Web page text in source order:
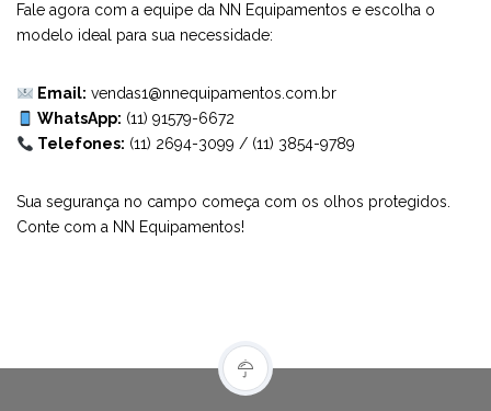
Fale agora com a equipe da NN Equipamentos e escolha o
modelo ideal para sua necessidade:
Email: vendas1@nnequipamentos.com.br
WhatsApp: (11) 91579-6672
Telefones: (11) 2694-3099 / (11) 3854-9789
Sua segurança no campo começa com os olhos protegidos.
Conte com a NN Equipamentos!